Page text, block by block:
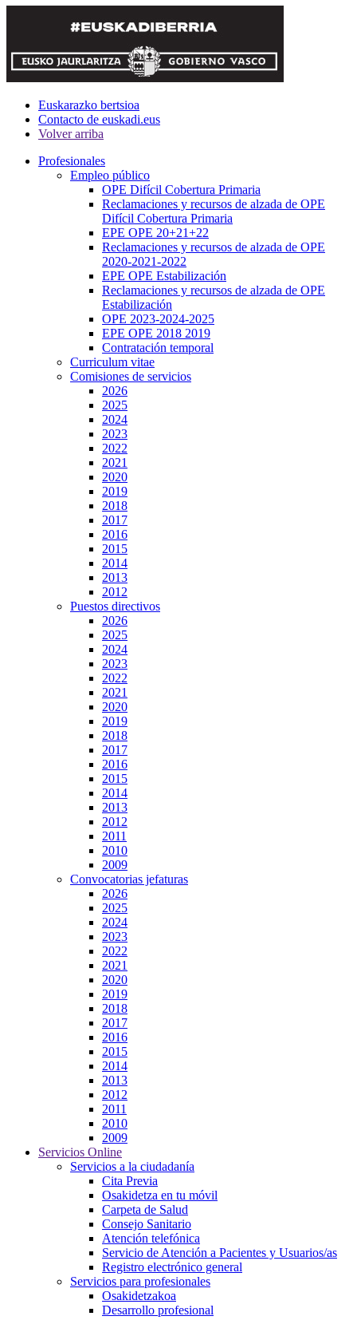
Euskarazko bertsioa
Contacto de euskadi.eus
Volver arriba
Profesionales
Empleo público
OPE Difícil Cobertura Primaria
Reclamaciones y recursos de alzada de OPE
Difícil Cobertura Primaria
EPE OPE 20+21+22
Reclamaciones y recursos de alzada de OPE
2020-2021-2022
EPE OPE Estabilización
Reclamaciones y recursos de alzada de OPE
Estabilización
OPE 2023-2024-2025
EPE OPE 2018 2019
Contratación temporal
Curriculum vitae
Comisiones de servicios
2026
2025
2024
2023
2022
2021
2020
2019
2018
2017
2016
2015
2014
2013
2012
Puestos directivos
2026
2025
2024
2023
2022
2021
2020
2019
2018
2017
2016
2015
2014
2013
2012
2011
2010
2009
Convocatorias jefaturas
2026
2025
2024
2023
2022
2021
2020
2019
2018
2017
2016
2015
2014
2013
2012
2011
2010
2009
Servicios Online
Servicios a la ciudadanía
Cita Previa
Osakidetza en tu móvil
Carpeta de Salud
Consejo Sanitario
Atención telefónica
Servicio de Atención a Pacientes y Usuarios/as
Registro electrónico general
Servicios para profesionales
Osakidetzakoa
Desarrollo profesional